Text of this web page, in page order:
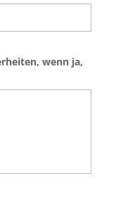
wenn ja,